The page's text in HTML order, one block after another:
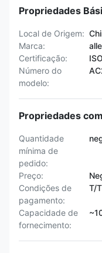
Propriedades
Local de Origem:
Marca:
Certificação:
Número do
modelo:
Propriedades
Quantidade
mínima de
pedido:
Preço:
Condições de
pagamento:
T/T
Capacidade de
fornecimento: